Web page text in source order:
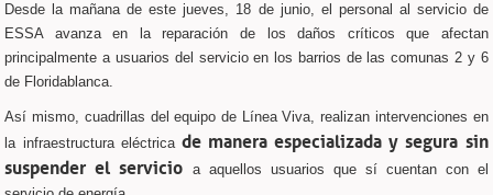
Desde la mañana de este jueves, 18 de junio, el personal al servicio de
ESSA avanza en la reparación de los daños críticos que afectan
principalmente a usuarios del servicio en los barrios de las comunas 2 y 6
de Floridablanca.
Así mismo, cuadrillas del equipo de Línea Viva, realizan intervenciones en
la infraestructura eléctrica de manera especializada y segura sin
suspender el servicio a aquellos usuarios que sí cuentan con el